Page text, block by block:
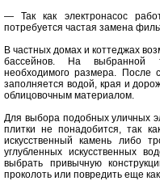
— Так как электронасос
потребуется частая замена
В частных домах и коттеджах
бассейнов. На выбранной
необходимого размера. После
заполняется водой, края и
облицовочным материалом.
Для выбора подобных уличных
плитки не понадобится, так
искусственный камень либо
углубленных искусственных
выбрать привычную
проколоть или повредить еще